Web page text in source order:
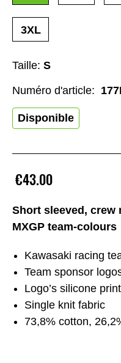
Short sleeved, crew
MXGP team-colours
Kawasaki racing
Team sponsor
Logo’s silicone
Single knit fabric
73,8% cotton,
€43.00
Taille: S
Disponible
3XL
Numéro d'article: